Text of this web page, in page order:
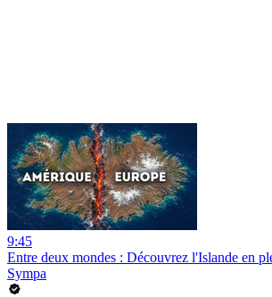
9:45
Entre deux mondes : Découvrez l'Islande en
Sympa